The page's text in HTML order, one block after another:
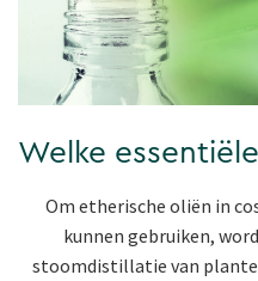
Welke
Om etherische oliën in
kunnen gebruiken,
stoomdistillatie van